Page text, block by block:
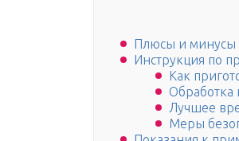
Плюсы и минусы
Инструкция по
Как
Обработка
Лучшее
Меры